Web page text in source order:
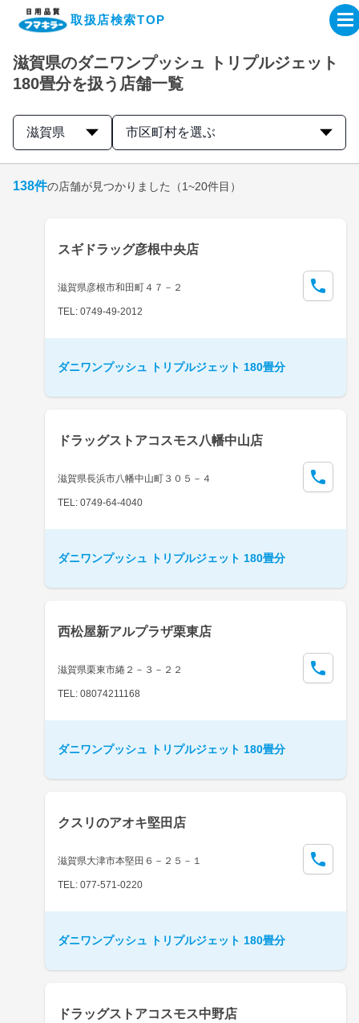
取扱店検索TOP
企業・IR情報サイト
製品情報サイト
取扱店検索はこちら
滋賀県のダニワンプッシュ トリプルジェット
180畳分を扱う店舗一覧
滋賀県 市区町村を選ぶ
138件の店舗が見つかりました （1~20件目）
スギドラッグ彦根中央店
滋賀県彦根市和田町４７－２
TEL: 0749-49-2012
ダニワンプッシュ トリプルジェット 180畳分
ドラッグストアコスモス八幡中山店
滋賀県長浜市八幡中山町３０５－４
TEL: 0749-64-4040
ダニワンプッシュ トリプルジェット 180畳分
西松屋新アルプラザ栗東店
滋賀県栗東市綣２－３－２２
TEL: 08074211168
ダニワンプッシュ トリプルジェット 180畳分
クスリのアオキ堅田店
滋賀県大津市本堅田６－２５－１
TEL: 077-571-0220
ダニワンプッシュ トリプルジェット 180畳分
ドラッグストアコスモス中野店